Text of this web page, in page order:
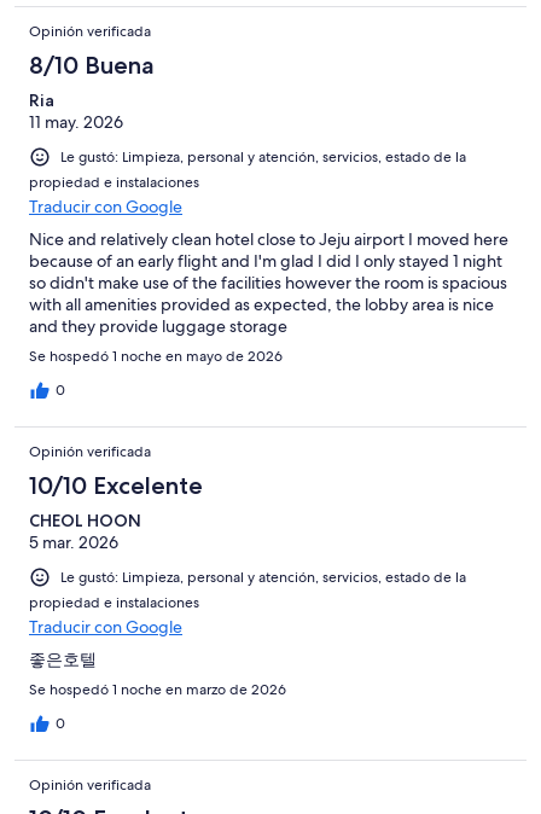
Opinión verificada
8/10 Buena
Ria
11 may. 2026
Le gustó: Limpieza, personal y atención, servicios, estado de la
propiedad e instalaciones
Traducir con Google
Nice and relatively clean hotel close to Jeju airport I moved here
because of an early flight and I'm glad I did I only stayed 1 night
so didn't make use of the facilities however the room is spacious
with all amenities provided as expected, the lobby area is nice
and they provide luggage storage
Se hospedó 1 noche en mayo de 2026
0
Opinión verificada
10/10 Excelente
CHEOL HOON
5 mar. 2026
Le gustó: Limpieza, personal y atención, servicios, estado de la
propiedad e instalaciones
Traducir con Google
좋은호텔
Se hospedó 1 noche en marzo de 2026
0
Opinión verificada